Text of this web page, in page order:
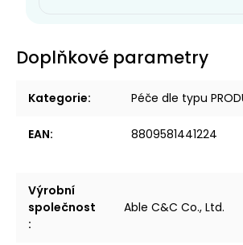
Doplňkové parametry
Kategorie: Péče dle typu
EAN: 8809581441224
Výrobní
společnost
:
Able C&C Co., Ltd.